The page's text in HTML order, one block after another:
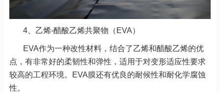
4、乙烯-醋酸乙烯共聚物（EVA）
EVA作为一种改性材料，结合了乙烯和醋酸乙烯的优
点，有非常好的柔韧性和弹性，适用于对变形适应性要求
较高的工程环境。EVA膜还有优良的耐候性和耐化学腐蚀
性。